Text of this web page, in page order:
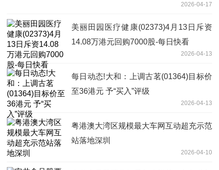
2026-04-17
美丽田园医疗健康(02373)4月13日斥资
14.08万港元回购7000股-每日快看
2026-04-13
每日动态!大和：上调古茗(01364)目标价
至36港元 予“买入”评级
2026-04-13
粤港澳大湾区规模最大车网互动超充示范
站落地深圳
2026-04-10